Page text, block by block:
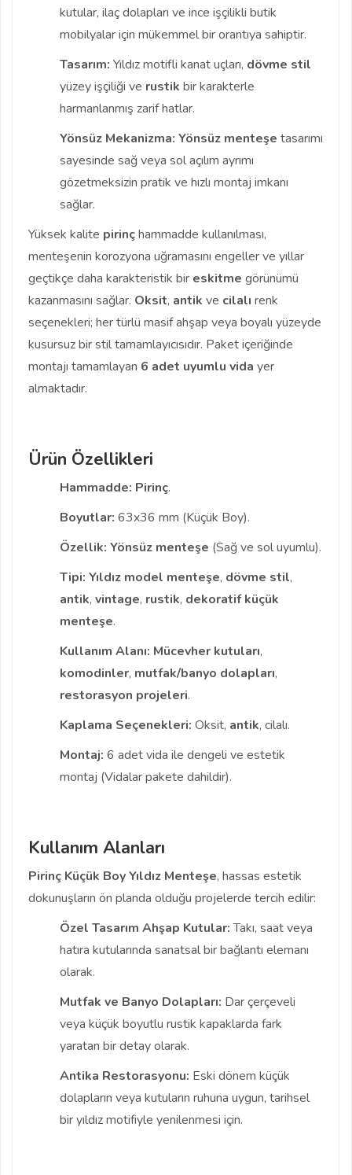
kutular, ilaç dolapları ve ince işçilikli butik
mobilyalar için mükemmel bir orantıya sahiptir.
Tasarım: Yıldız motifli kanat uçları, dövme stil
yüzey işçiliği ve rustik bir karakterle
harmanlanmış zarif hatlar.
Yönsüz Mekanizma: Yönsüz menteşe tasarımı
sayesinde sağ veya sol açılım ayrımı
gözetmeksizin pratik ve hızlı montaj imkanı
sağlar.
Yüksek kalite pirinçhammadde kullanılması,
menteşenin korozyona uğramasını engeller ve yıllar
geçtikçe daha karakteristik bir eskitme görünümü
kazanmasını sağlar. Oksit, antik ve cilalı renk
seçenekleri; her türlü masif ahşap veya boyalı yüzeyde
kusursuz bir stil tamamlayıcısıdır. Paket içeriğinde
montajı tamamlayan 6 adet uyumlu vida yer
almaktadır.
Ürün Özellikleri
Hammadde: Pirinç.
Boyutlar: 63x36 mm (Küçük Boy).
Özellik: Yönsüz menteşe (Sağ ve sol uyumlu).
Tipi: Yıldız model menteşe, dövme stil,
antik, vintage, rustik, dekoratif küçük
menteşe.
Kullanım Alanı: Mücevher kutuları,
komodinler, mutfak/banyo dolapları,
restorasyon projeleri.
Kaplama Seçenekleri: Oksit, antik, cilalı.
Montaj: 6 adet vida ile dengeli ve estetik
montaj (Vidalar pakete dahildir).
Kullanım Alanları
Pirinç Küçük Boy Yıldız Menteşe, hassas estetik
dokunuşların ön planda olduğu projelerde tercih edilir:
Özel Tasarım Ahşap Kutular:Takı, saat veya
hatıra kutularında sanatsal bir bağlantı elemanı
olarak.
Mutfak ve Banyo Dolapları: Dar çerçeveli
veya küçük boyutlu rustik kapaklarda fark
yaratan bir detay olarak.
Antika Restorasyonu: Eski dönem küçük
dolapların veya kutuların ruhuna uygun, tarihsel
bir yıldız motifiyle yenilenmesi için.